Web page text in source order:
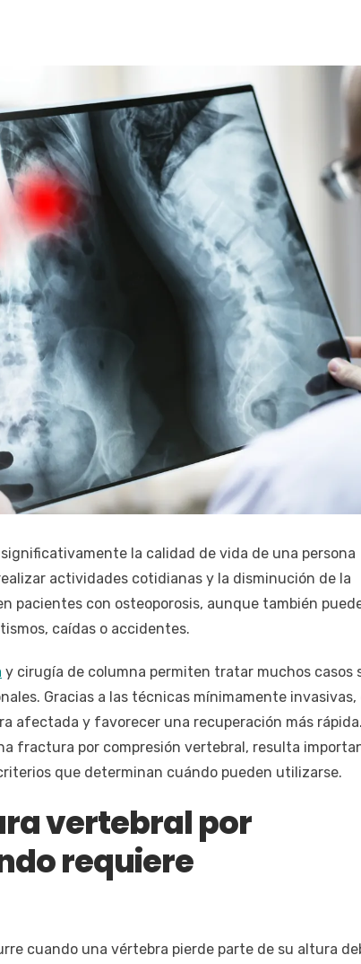
la calidad de vida de una persona
actividades cotidianas y la disminución de la
pacientes con osteoporosis, aunque también
caídas o accidentes.
y cirugía de columna permiten tratar muchos casos
Gracias a las técnicas mínimamente invasivas,
afectada y favorecer una recuperación más rápida.
fractura por compresión vertebral, resulta
que determinan cuándo pueden utilizarse.
vertebral por
requiere
cuando una vértebra pierde parte de su altura